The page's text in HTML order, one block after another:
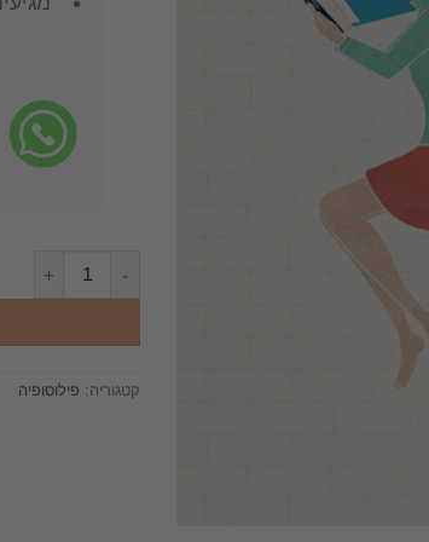
כמות של מהסתר לגילוי פירוש לסעיפים
קטגוריה: פילוסופיה